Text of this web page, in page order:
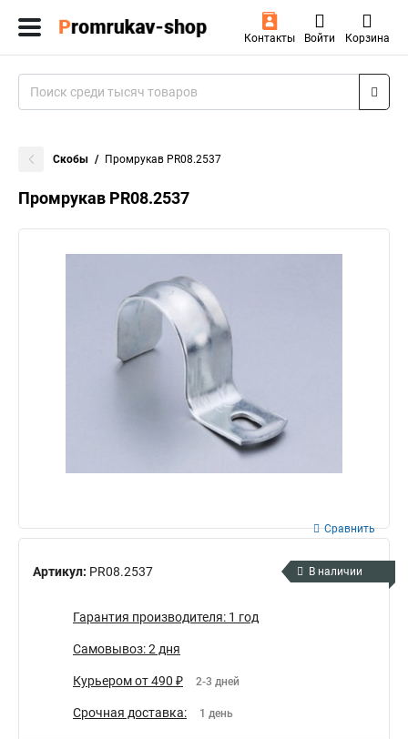
Контакты Войти Корзина
Скобы Промрукав PR08.2537
Промрукав PR08.2537
Артикул: PR08.2537
Сравнить
В наличии
Гарантия производителя: 1 год
Самовывоз: 2 дня
Курьером от 490 ₽ 2-3 дней
Срочная доставка: 1 день